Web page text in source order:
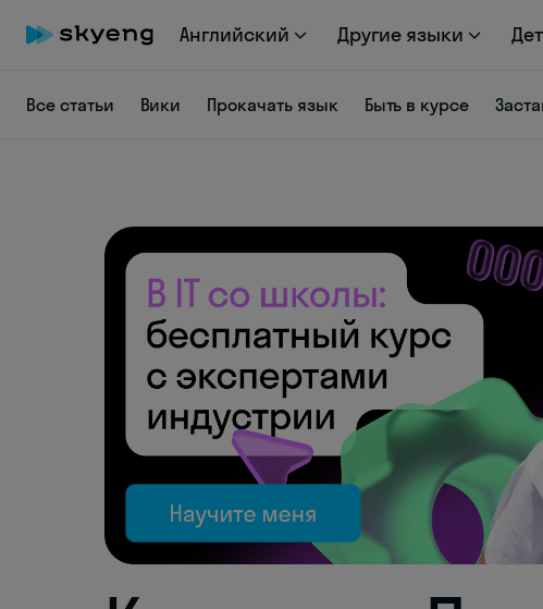
Английский Другие языки
Все статьи Вики Прокачать язык Быть в курсе